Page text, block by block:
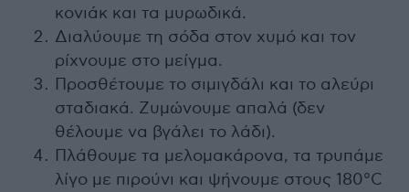
κονιάκ και τα μυρωδικά.
Διαλύουμε τη σόδα στον χυμό και τον
ρίχνουμε στο μείγμα.
Προσθέτουμε το σιμιγδάλι και το αλεύρι
σταδιακά. Ζυμώνουμε απαλά (δεν
θέλουμε να βγάλει το λάδι).
Πλάθουμε τα μελομακάρονα, τα τρυπάμε
λίγο με πιρούνι και ψήνουμε στους 180°C